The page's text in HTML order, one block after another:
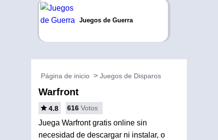
Juegos de Guerra
Página de inicio Juegos de Disparos
Warfront
4.8 616 Votos
Juega Warfront gratis online sin
necesidad de descargar ni instalar, o